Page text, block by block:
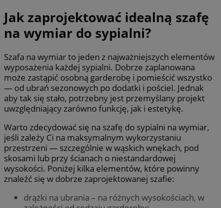
Jak zaprojektować idealną szafę
na wymiar do sypialni?
Szafa na wymiar to jeden z najważniejszych elementów
wyposażenia każdej sypialni. Dobrze zaplanowana
może zastąpić osobną garderobę i pomieścić wszystko
— od ubrań sezonowych po dodatki i pościel. Jednak
aby tak się stało, potrzebny jest przemyślany projekt
uwzględniający zarówno funkcję, jak i estetykę.
Warto zdecydować się na szafę do sypialni na wymiar,
jeśli zależy Ci na maksymalnym wykorzystaniu
przestrzeni — szczególnie w wąskich wnękach, pod
skosami lub przy ścianach o niestandardowej
wysokości. Poniżej kilka elementów, które powinny
znaleźć się w dobrze zaprojektowanej szafie:
drążki na ubrania – na różnych wysokościach, w